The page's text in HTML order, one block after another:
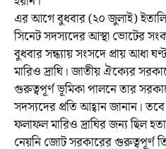
এর আগে বুধবার (২০ জুলাই) ইতালির
সিনেট সদস্যদের আস্থা ভোটের
বুধবার সন্ধ্যায় সংসদে প্রায় আধা
মারিও দ্রাঘি। জাতীয় ঐক্যের
গুরুত্বপূর্ণ ভূমিকা পালনে তার
সদস্যদের প্রতি আহ্বান জানান। তবে
ফলাফল মারিও দ্রাঘির জন্য ছিল
নেয়নি জোট সরকারের গুরুত্বপূর্ণ